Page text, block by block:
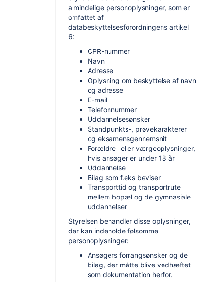
almindelige personoplysninger, som er
omfattet af
databeskyttelsesforordningens artikel
6:
CPR-nummer
Navn
Adresse
Oplysning om beskyttelse af navn
og adresse
E-mail
Telefonnummer
Uddannelsesønsker
Standpunkts-, prøvekarakterer
og eksamensgennemsnit
Forældre- eller værgeoplysninger,
hvis ansøger er under 18 år
Uddannelse
Bilag som f.eks beviser
Transporttid og transportrute
mellem bopæl og de gymnasiale
uddannelser
Styrelsen behandler disse oplysninger,
der kan indeholde følsomme
personoplysninger:
Ansøgers forrangsønsker og de
bilag, der måtte blive vedhæftet
som dokumentation herfor.